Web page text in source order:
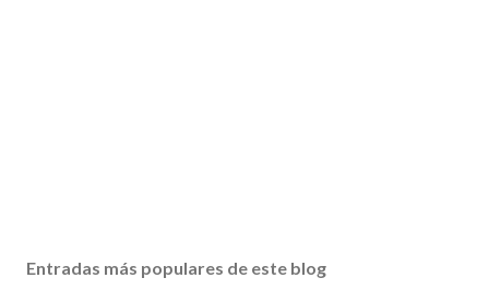
Entradas más populares de este blog